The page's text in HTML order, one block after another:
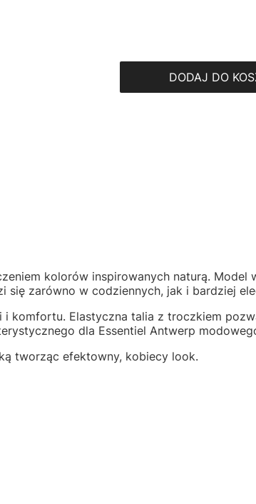
DODAJ DO
kolorów inspirowanych naturą. Model
zarówno w codziennych, jak i bardziej
i komfortu. Elastyczna talia z troczkiem
dla Essentiel Antwerp
tworząc efektowny, kobiecy look.